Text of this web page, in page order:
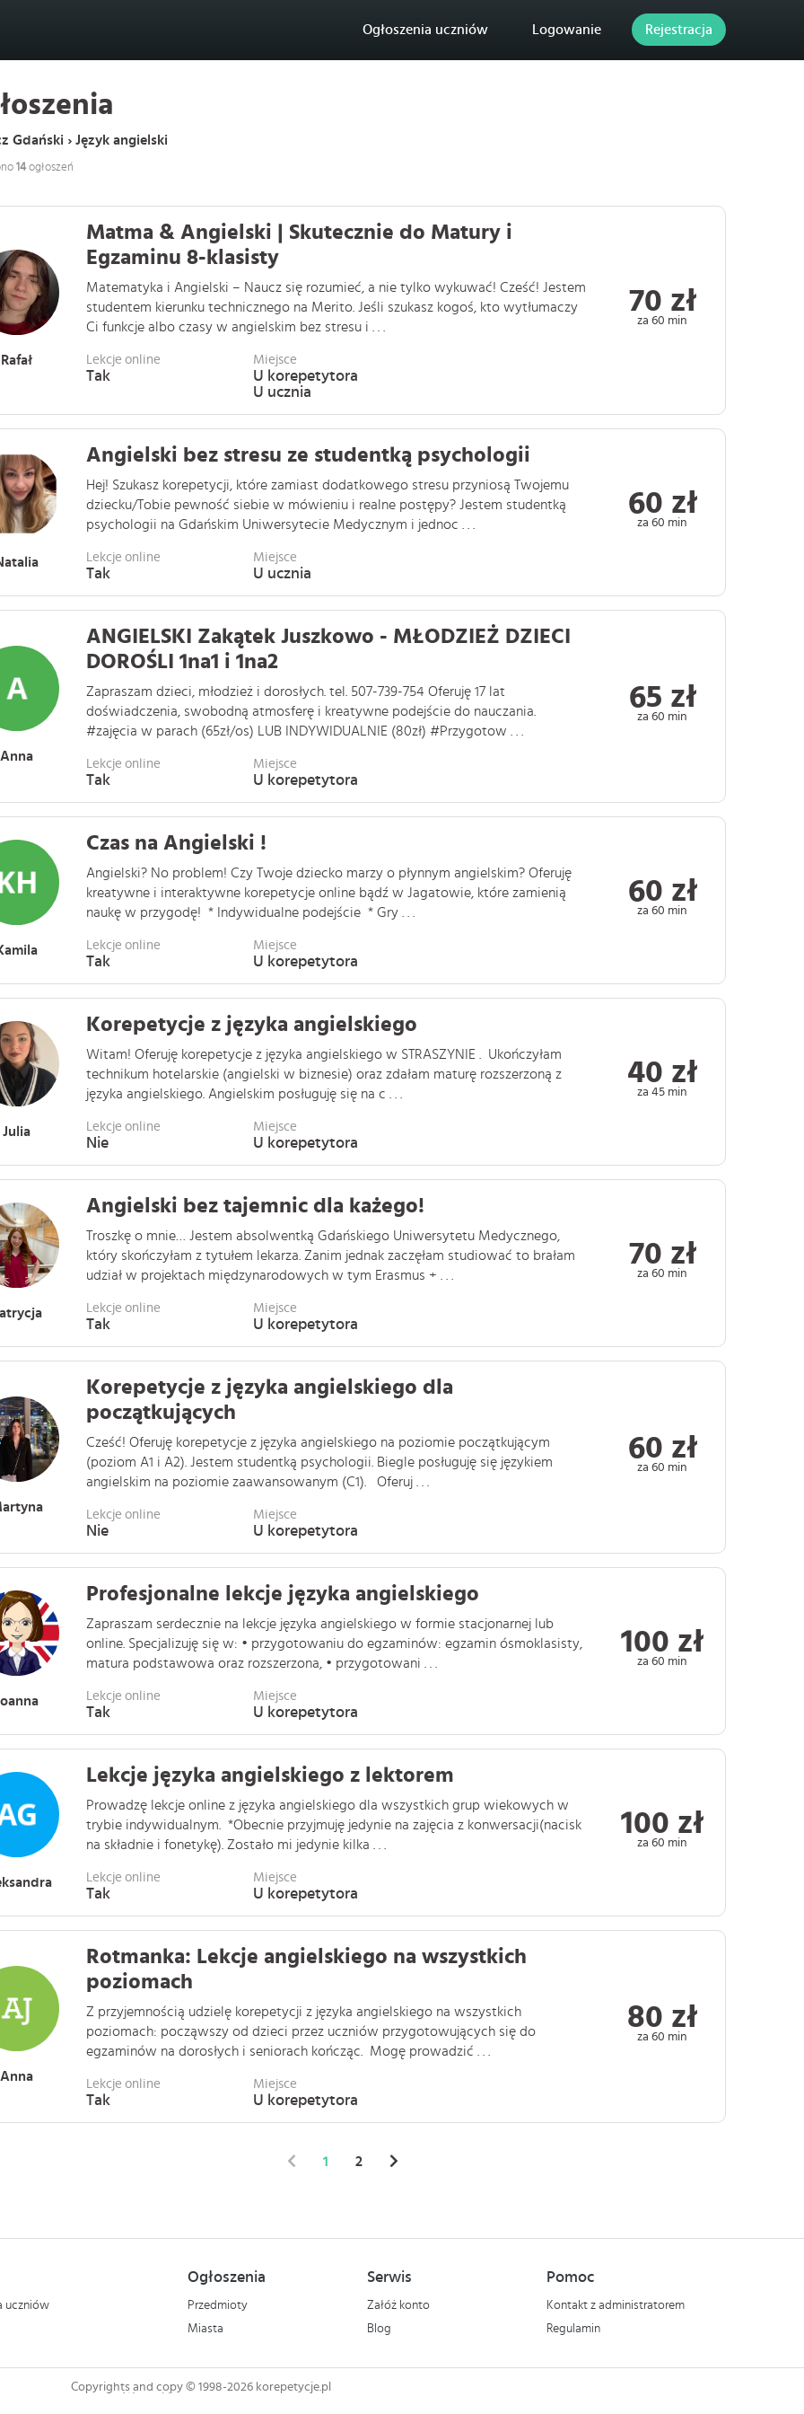
Ogłoszenia uczniów Logowanie Rejestracja
Gdański › Język angielski
14 ogłoszeń
Rafał
Matma & Angielski | Skutecznie do Matury i
Egzaminu 8-klasisty
Matematyka i Angielski – Naucz się rozumieć, a nie tylko wykuwać! Cześć! Jestem
studentem kierunku technicznego na Merito. Jeśli szukasz kogoś, kto wytłumaczy
Ci funkcje albo czasy w angielskim bez stresu i . . .
Lekcje online
Tak
Miejsce
U korepetytora
U ucznia
70 zł
za 60 min
Angielski bez stresu ze studentką psychologii
Hej! Szukasz korepetycji, które zamiast dodatkowego stresu przyniosą Twojemu
dziecku/Tobie pewność siebie w mówieniu i realne postępy? Jestem studentką
psychologii na Gdańskim Uniwersytecie Medycznym i jednoc . . .
Lekcje online
Tak
Miejsce
U ucznia
60 zł
za 60 min
Anna
ANGIELSKI Zakątek Juszkowo - MŁODZIEŻ DZIECI
DOROŚLI 1na1 i 1na2
Zapraszam dzieci, młodzież i dorosłych. tel. 507-739-754 Oferuję 17 lat
doświadczenia, swobodną atmosferę i kreatywne podejście do nauczania.
#zajęcia w parach (65zł/os) LUB INDYWIDUALNIE (80zł) #Przygotow . . .
Lekcje online
Tak
Miejsce
U korepetytora
65 zł
za 60 min
Czas na Angielski !
Angielski? No problem! Czy Twoje dziecko marzy o płynnym angielskim? Oferuję
kreatywne i interaktywne korepetycje online bądź w Jagatowie, które zamienią
naukę w przygodę! * Indywidualne podejście * Gry . . .
Lekcje online
Tak
Miejsce
U korepetytora
60 zł
za 60 min
Julia
Korepetycje z języka angielskiego
Witam! Oferuję korepetycje z języka angielskiego w STRASZYNIE . Ukończyłam
technikum hotelarskie (angielski w biznesie) oraz zdałam maturę rozszerzoną z
języka angielskiego. Angielskim posługuję się na c . . .
Lekcje online
Nie
Miejsce
U korepetytora
40 zł
za 45 min
Angielski bez tajemnic dla każego!
Troszkę o mnie… Jestem absolwentką Gdańskiego Uniwersytetu Medycznego,
który skończyłam z tytułem lekarza. Zanim jednak zaczęłam studiować to brałam
udział w projektach międzynarodowych w tym Erasmus + . . .
Lekcje online
Tak
Miejsce
U korepetytora
70 zł
za 60 min
Korepetycje z języka angielskiego dla
początkujących
Cześć! Oferuję korepetycje z języka angielskiego na poziomie początkującym
(poziom A1 i A2). Jestem studentką psychologii. Biegle posługuję się językiem
angielskim na poziomie zaawansowanym (C1). Oferuj . . .
Lekcje online
Nie
Miejsce
U korepetytora
60 zł
za 60 min
Profesjonalne lekcje języka angielskiego
Zapraszam serdecznie na lekcje języka angielskiego w formie stacjonarnej lub
online. Specjalizuję się w: • przygotowaniu do egzaminów: egzamin ósmoklasisty,
matura podstawowa oraz rozszerzona, • przygotowani . . .
Lekcje online
Tak
Miejsce
U korepetytora
100 zł
za 60 min
Lekcje języka angielskiego z lektorem
Prowadzę lekcje online z języka angielskiego dla wszystkich grup wiekowych w
trybie indywidualnym. *Obecnie przyjmuję jedynie na zajęcia z konwersacji(nacisk
na składnie i fonetykę). Zostało mi jedynie kilka . . .
Lekcje online
Tak
Miejsce
U korepetytora
100 zł
za 60 min
Anna
Rotmanka: Lekcje angielskiego na wszystkich
poziomach
Z przyjemnością udzielę korepetycji z języka angielskiego na wszystkich
poziomach: począwszy od dzieci przez uczniów przygotowujących się do
egzaminów na dorosłych i seniorach kończąc. Mogę prowadzić . . .
Lekcje online
Tak
Miejsce
U korepetytora
80 zł
za 60 min
1 2
uczniów
Ogłoszenia
Przedmioty
Miasta
Serwis
Załóż konto
Blog
Pomoc
Kontakt z administratorem
Regulamin
Copyrights and copy © 1998-2026 korepetycje.pl